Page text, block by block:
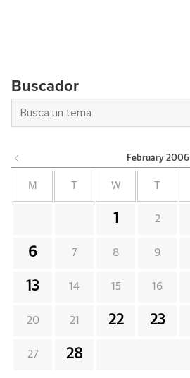
Buscador
February 2006
M W
1 2
6 7 8 9
13 14 15 16
20 21 22 23
27 28